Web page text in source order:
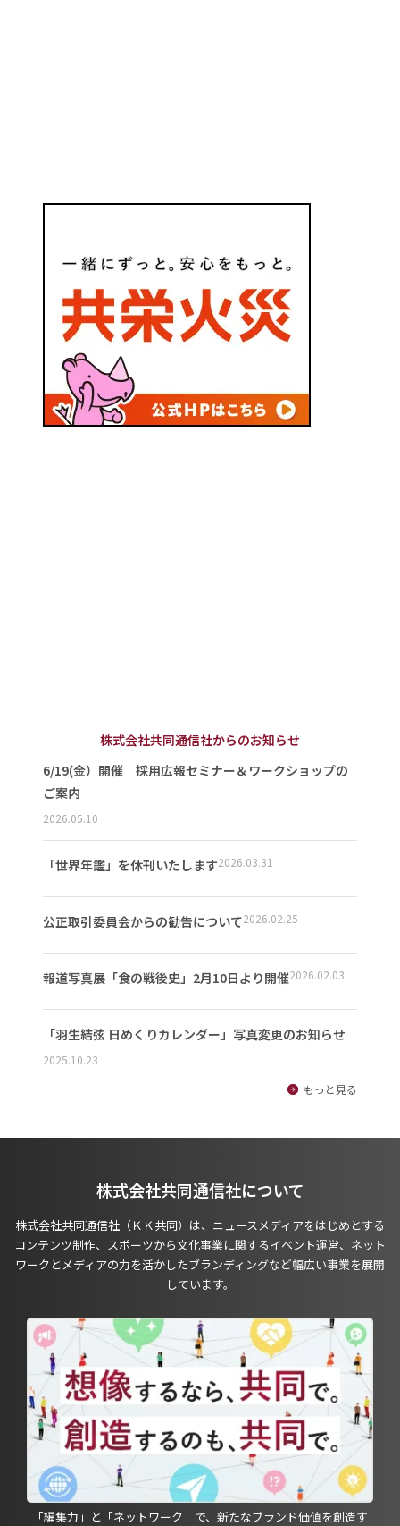
株式会社共同通信社からのお知らせ
6/19(金）開催 採用広報セミナー＆ワークショップの
ご案内
2026.05.10
「世界年鑑」を休刊いたします2026.03.31
公正取引委員会からの勧告について2026.02.25
報道写真展「食の戦後史」2月10日より開催2026.02.03
「羽生結弦 日めくりカレンダー」写真変更のお知らせ
2025.10.23
もっと見る
株式会社共同通信社について
株式会社共同通信社（ＫＫ共同）は、ニュースメディアをはじめとする
コンテンツ制作、スポーツから文化事業に関するイベント運営、ネット
ワークとメディアの力を活かしたブランディングなど幅広い事業を展開
しています。
「編集力」と「ネットワーク」で、新たなブランド価値を創造す